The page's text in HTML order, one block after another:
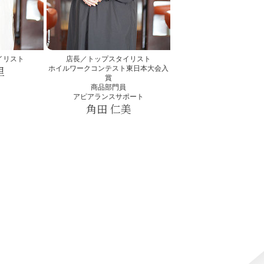
リスト
店長／トップスタイリスト
ホイルワークコンテスト東日本大会入
賞
商品部門員
アピアランスサポート
角田 仁美